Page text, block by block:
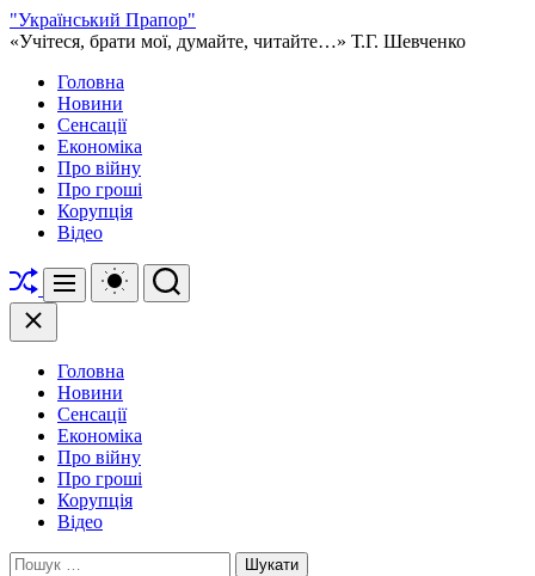
Перейти
до
"Український Прапор"
«Учітеся, брати мої, думайте, читайте…» Т.Г. Шевченко
Головна
Новини
Сенсації
Економіка
Про війну
Про гроші
Корупція
Відео
Перетасувати
Меню
Перемикач
кольорового
Пошук
Закрити
Головна
Новини
Сенсації
Економіка
Про війну
Про гроші
Корупція
Відео
Пошук: